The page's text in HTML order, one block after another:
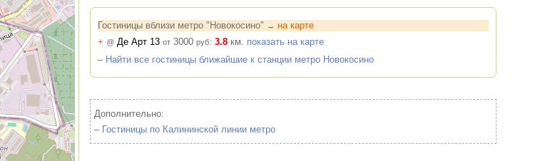
Гостиницы вблизи метро "Новокосино" → на карте
+ @ Де Арт 13 от 3000 руб: 3.8 км. показать на карте
– Найти все гостиницы ближайшие к станции метро Новокосино
Дополнительно:
– Гостиницы по Калининской линии метро